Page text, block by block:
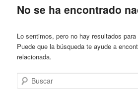
No se ha encontrado
Lo sentimos, pero no hay resultados
Puede que la búsqueda te ayude a
relacionada.
Buscar